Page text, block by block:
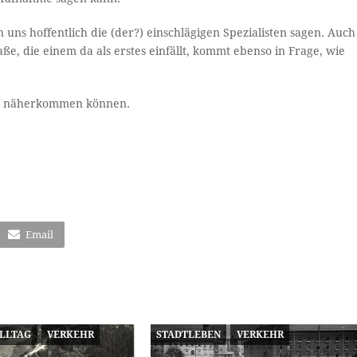
hoffentlich die (der?) einschlägigen Spezialisten sagen. Auch
die einem da als erstes einfällt, kommt ebenso in Frage, wie
näherkommen können.
Email
VERKEHR STADTLEBEN VERKEHR